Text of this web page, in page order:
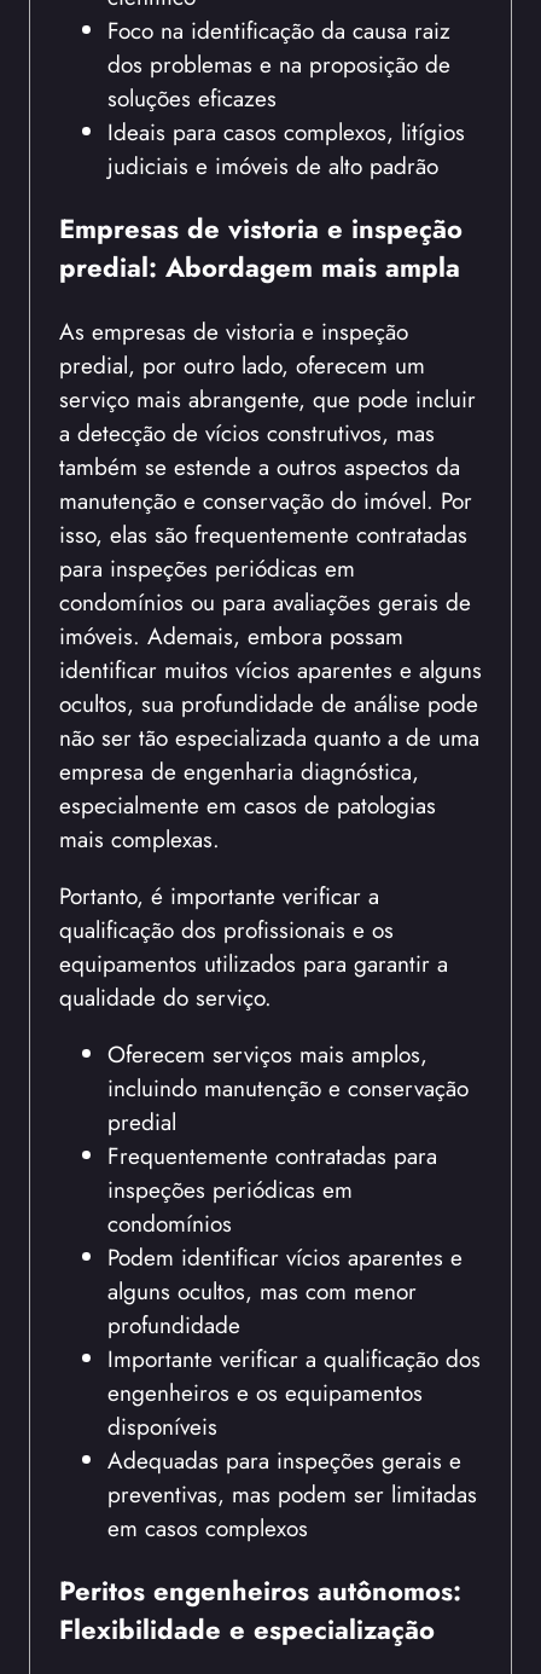
Foco na identificação da causa raiz
dos problemas e na proposição de
soluções eficazes
Ideais para casos complexos, litígios
judiciais e imóveis de alto padrão
Empresas de vistoria e inspeção
predial: Abordagem mais ampla
As empresas de vistoria e inspeção
predial, por outro lado, oferecem um
serviço mais abrangente, que pode incluir
a detecção de vícios construtivos, mas
também se estende a outros aspectos da
manutenção e conservação do imóvel. Por
isso, elas são frequentemente contratadas
para inspeções periódicas em
condomínios ou para avaliações gerais de
imóveis. Ademais, embora possam
identificar muitos vícios aparentes e alguns
ocultos, sua profundidade de análise pode
não ser tão especializada quanto a de uma
empresa de engenharia diagnóstica,
especialmente em casos de patologias
mais complexas.
Portanto, é importante verificar a
qualificação dos profissionais e os
equipamentos utilizados para garantir a
qualidade do serviço.
Oferecem serviços mais amplos,
incluindo manutenção e conservação
predial
Frequentemente contratadas para
inspeções periódicas em
condomínios
Podem identificar vícios aparentes e
alguns ocultos, mas com menor
profundidade
Importante verificar a qualificação dos
engenheiros e os equipamentos
disponíveis
Adequadas para inspeções gerais e
preventivas, mas podem ser limitadas
em casos complexos
Peritos engenheiros autônomos:
Flexibilidade e especialização